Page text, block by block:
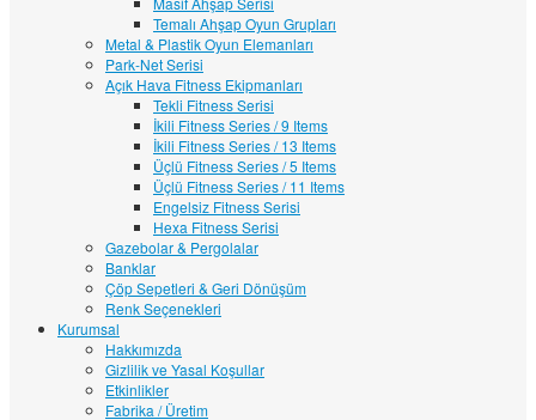
Temalı Ahşap Oyun Grupları
Metal & Plastik Oyun Elemanları
Park-Net Serisi
Açık Hava Fitness Ekipmanları
Tekli Fitness Serisi
İkili Fitness Series / 9 Items
İkili Fitness Series / 13 Items
Üçlü Fitness Series / 5 Items
Üçlü Fitness Series / 11 Items
Engelsiz Fitness Serisi
Hexa Fitness Serisi
Gazebolar & Pergolalar
Banklar
Çöp Sepetleri & Geri Dönüşüm
Renk Seçenekleri
Kurumsal
Hakkımızda
Gizlilik ve Yasal Koşullar
Etkinlikler
Fabrika / Üretim